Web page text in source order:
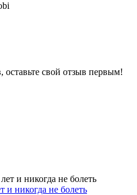
свой отзыв первым!
и никогда не болеть